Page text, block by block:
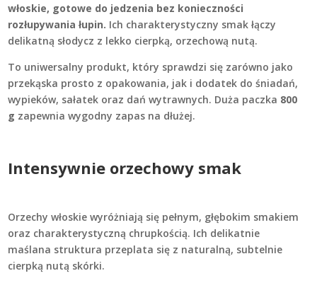
włoskie, gotowe do jedzenia bez konieczności
rozłupywania łupin. Ich charakterystyczny smak łączy
delikatną słodycz z lekko cierpką, orzechową nutą.
To uniwersalny produkt, który sprawdzi się zarówno jako
przekąska prosto z opakowania, jak i dodatek do śniadań,
wypieków, sałatek oraz dań wytrawnych. Duża paczka 800
g zapewnia wygodny zapas na dłużej.
Intensywnie orzechowy smak
Orzechy włoskie wyróżniają się pełnym, głębokim smakiem
oraz charakterystyczną chrupkością. Ich delikatnie
maślana struktura przeplata się z naturalną, subtelnie
cierpką nutą skórki.